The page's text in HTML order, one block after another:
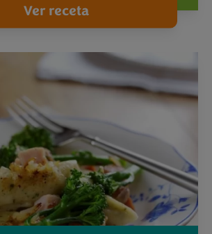
Ver receta